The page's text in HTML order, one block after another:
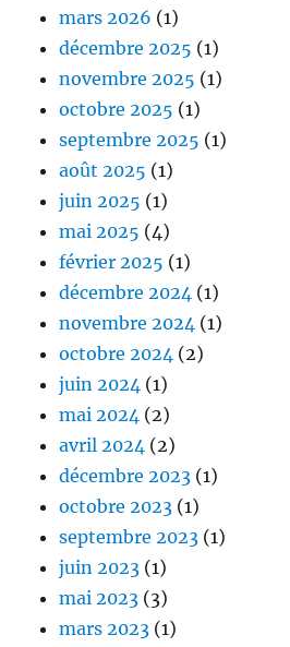
mars 2026 (1)
décembre 2025 (1)
novembre 2025 (1)
octobre 2025 (1)
septembre 2025 (1)
août 2025 (1)
juin 2025 (1)
mai 2025 (4)
février 2025 (1)
décembre 2024 (1)
novembre 2024 (1)
octobre 2024 (2)
juin 2024 (1)
mai 2024 (2)
avril 2024 (2)
décembre 2023 (1)
octobre 2023 (1)
septembre 2023 (1)
juin 2023 (1)
mai 2023 (3)
mars 2023 (1)